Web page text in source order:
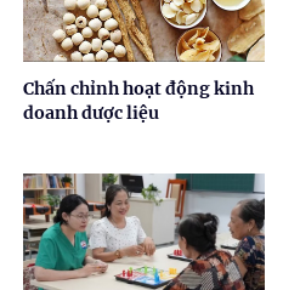
Chấn chỉnh hoạt động kinh
doanh dược liệu